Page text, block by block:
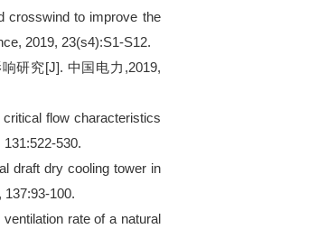
crosswind to improve the
2019, 23(s4):S1-S12.
研究[J]. 中国电力 ,2019,
flow characteristics
530.
draft dry cooling tower in
137:93-100.
rate of a natural